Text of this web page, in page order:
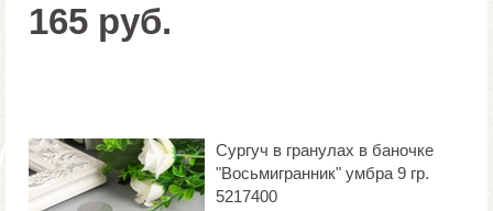
165 руб.
Сургуч в гранулах в баночке
"Восьмигранник" умбра 9 гр.
5217400